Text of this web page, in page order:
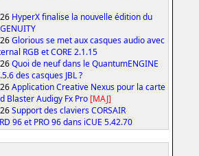
HyperX finalise la nouvelle édition du
Glorious se met aux casques audio avec
RGB et CORE 2.1.15
Quoi de neuf dans le QuantumENGINE
des casques JBL ?
Application Creative Nexus pour la carte
Blaster Audigy Fx Pro [MAJ]
Support des claviers CORSAIR
96 et PRO 96 dans iCUE 5.42.70